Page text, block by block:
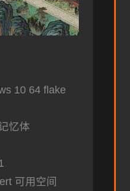
10 64 flake
忆体
可用空间